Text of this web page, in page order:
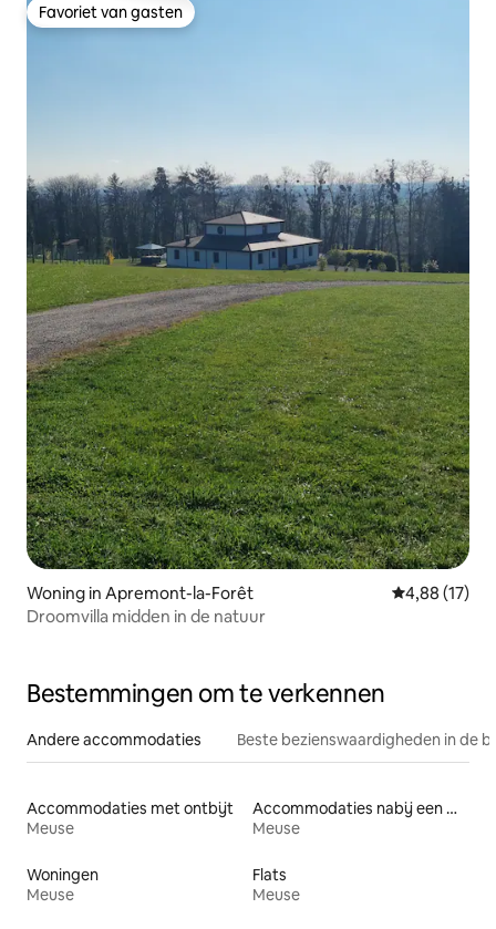
Favoriet van gasten
Favoriet van gasten
Woning in Apremont-la-Forêt Gemiddelde
4,88 (17)
Droomvilla midden in de natuur
Bestemmingen om te verkennen
Andere accommodaties Beste bezienswaardigheden in de
Accommodaties met ontbijt
Meuse
Accommodaties nabij een meer
Meuse
Woningen
Meuse
Flats
Meuse